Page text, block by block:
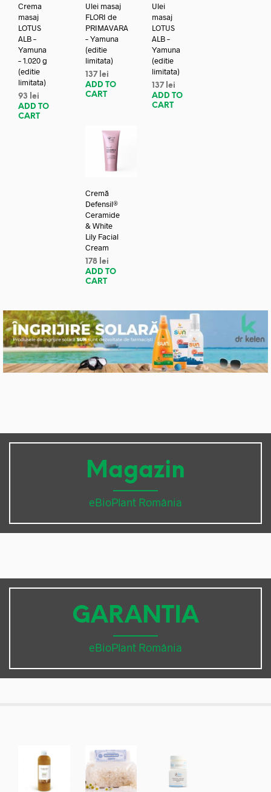
Crema
masaj
LOTUS
ALB –
Yamuna
– 1.020 g
(editie
limitata)
93
lei
ADD TO
CART
Ulei masaj
FLORI de
PRIMAVARA
– Yamuna
(editie
limitata)
137 lei
ADD TO
CART
Ulei
masaj
LOTUS
ALB –
Yamuna
(editie
limitata)
137 lei
ADD TO
CART
Cremă
Defensil®
Ceramide
& White
Lily Facial
Cream
178 lei
ADD TO
CART
Magazin
eBioPlant România
GARANTIA
eBioPlant România